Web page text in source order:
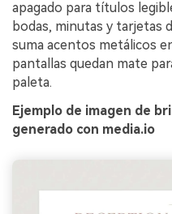
apagado para títulos
bodas, minutas y tarjetas
suma acentos metálicos
pantallas quedan mate
paleta.
Ejemplo de imagen de
generado con media.io